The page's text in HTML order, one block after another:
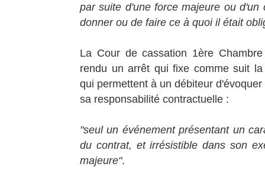
par suite d'une force majeure ou
donner ou de faire ce à quoi il était
La Cour de cassation 1ère
rendu un arrêt qui fixe comme suit
qui permettent à un débiteur
sa responsabilité contractuelle :
"seul un événement présentant un
du contrat, et irrésistible dans son
majeure".